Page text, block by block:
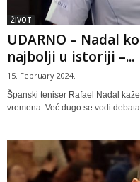
ŽIVOT
UDARNO – Nadal
najbolji u istoriji –...
15. February 2024.
Španski teniser Rafael Nadal
vremena. Već dugo se vodi